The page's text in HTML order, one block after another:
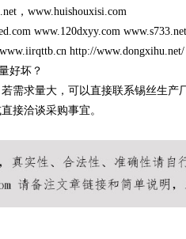
，www.huishouxisi.com
www.120dxyy.com
http://
好坏？
需求量大，可以直接联系锡丝生
接洽谈采购事宜。